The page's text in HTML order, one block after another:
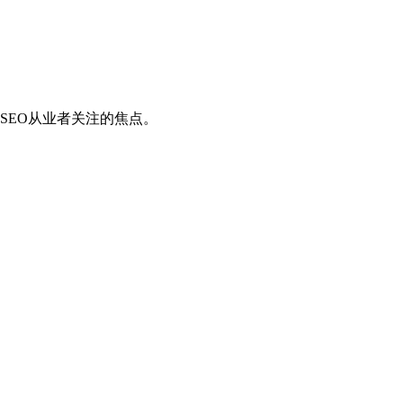
从业者关注的焦点。